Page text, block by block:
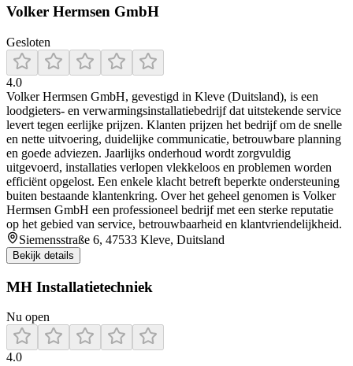
Volker Hermsen GmbH
Gesloten
4.0
Volker Hermsen GmbH, gevestigd in Kleve (Duitsland), is een
loodgieters- en verwarmingsinstallatiebedrijf dat uitstekende service
levert tegen eerlijke prijzen. Klanten prijzen het bedrijf om de snelle
en nette uitvoering, duidelijke communicatie, betrouwbare planning
en goede adviezen. Jaarlijks onderhoud wordt zorgvuldig
uitgevoerd, installaties verlopen vlekkeloos en problemen worden
efficiënt opgelost. Een enkele klacht betreft beperkte ondersteuning
buiten bestaande klantenkring. Over het geheel genomen is Volker
Hermsen GmbH een professioneel bedrijf met een sterke reputatie
op het gebied van service, betrouwbaarheid en klantvriendelijkheid.
Siemensstraße 6, 47533 Kleve, Duitsland
Bekijk details
MH Installatietechniek
Nu open
4.0